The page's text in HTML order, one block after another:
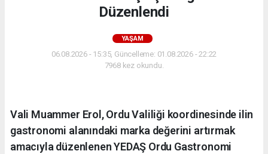
Düzenlendi
YAŞAM
06.08.2026 - 15:35, Güncelleme: 01.08.2026 - 22:22
7968 kez okundu.
Vali Muammer Erol, Ordu Valiliği koordinesinde ilin
gastronomi alanındaki marka değerini artırmak
amacıyla düzenlenen YEDAŞ Ordu Gastronomi